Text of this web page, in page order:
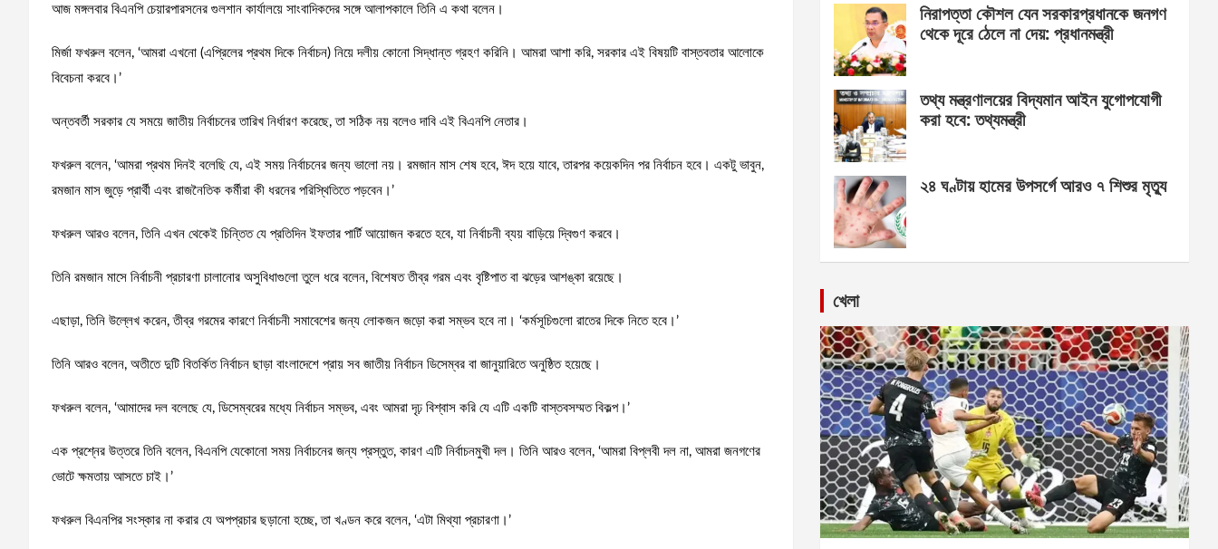
আজ মঙ্গলবার বিএনপি চেয়ারপারসনের গুলশান কার্যালয়ে সাংবাদিকদের সঙ্গে আলাপকালে তিনি এ কথা বলেন।
মির্জা ফখরুল বলেন, ‘আমরা এখনো (এপ্রিলের প্রথম দিকে নির্বাচন) নিয়ে দলীয় কোনো সিদ্ধান্ত গ্রহণ করিনি। আমরা আশা করি, সরকার এই বিষয়টি বাস্তবতার আলোকে
বিবেচনা করবে।’
অন্তবর্তী সরকার যে সময়ে জাতীয় নির্বাচনের তারিখ নির্ধারণ করেছে, তা সঠিক নয় বলেও দাবি এই বিএনপি নেতার।
ফখরুল বলেন, ‘আমরা প্রথম দিনই বলেছি যে, এই সময় নির্বাচনের জন্য ভালো নয়। রমজান মাস শেষ হবে, ঈদ হয়ে যাবে, তারপর কয়েকদিন পর নির্বাচন হবে। একটু ভাবুন,
রমজান মাস জুড়ে প্রার্থী এবং রাজনৈতিক কর্মীরা কী ধরনের পরিস্থিতিতে পড়বেন।’
ফখরুল আরও বলেন, তিনি এখন থেকেই চিন্তিত যে প্রতিদিন ইফতার পার্টি আয়োজন করতে হবে, যা নির্বাচনী ব্যয় বাড়িয়ে দ্বিগুণ করবে।
তিনি রমজান মাসে নির্বাচনী প্রচারণা চালানোর অসুবিধাগুলো তুলে ধরে বলেন, বিশেষত তীব্র গরম এবং বৃষ্টিপাত বা ঝড়ের আশঙ্কা রয়েছে।
এছাড়া, তিনি উল্লেখ করেন, তীব্র গরমের কারণে নির্বাচনী সমাবেশের জন্য লোকজন জড়ো করা সম্ভব হবে না। ‘কর্মসূচিগুলো রাতের দিকে নিতে হবে।’
তিনি আরও বলেন, অতীতে দুটি বিতর্কিত নির্বাচন ছাড়া বাংলাদেশে প্রায় সব জাতীয় নির্বাচন ডিসেম্বর বা জানুয়ারিতে অনুষ্ঠিত হয়েছে।
ফখরুল বলেন, ‘আমাদের দল বলেছে যে, ডিসেম্বরের মধ্যে নির্বাচন সম্ভব, এবং আমরা দৃঢ় বিশ্বাস করি যে এটি একটি বাস্তবসম্মত বিকল্প।’
এক প্রশ্নের উত্তরে তিনি বলেন, বিএনপি যেকোনো সময় নির্বাচনের জন্য প্রস্তুত, কারণ এটি নির্বাচনমুখী দল। তিনি আরও বলেন, ‘আমরা বিপ্লবী দল না, আমরা জনগণের
ভোটে ক্ষমতায় আসতে চাই।’
ফখরুল বিএনপির সংস্কার না করার যে অপপ্রচার ছড়ানো হচ্ছে, তা খণ্ডন করে বলেন, ‘এটা মিথ্যা প্রচারণা।’
নিরাপত্তা কৌশল যেন সরকারপ্রধানকে জনগণ
থেকে দূরে ঠেলে না দেয়: প্রধানমন্ত্রী
তথ্য মন্ত্রণালয়ের বিদ্যমান আইন যুগোপযোগী
করা হবে: তথ্যমন্ত্রী
২৪ ঘণ্টায় হামের উপসর্গে আরও ৭ শিশুর মৃত্যু
খেলা